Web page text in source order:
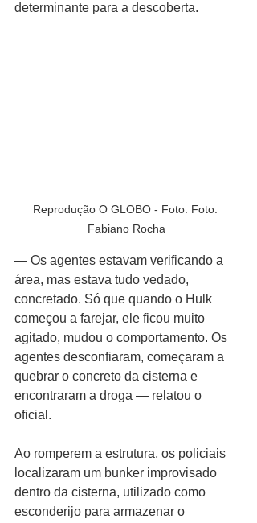
determinante para a descoberta.
Reprodução O GLOBO - Foto: Foto:
Fabiano Rocha
— Os agentes estavam verificando a
área, mas estava tudo vedado,
concretado. Só que quando o Hulk
começou a farejar, ele ficou muito
agitado, mudou o comportamento. Os
agentes desconfiaram, começaram a
quebrar o concreto da cisterna e
encontraram a droga — relatou o
oficial.
Ao romperem a estrutura, os policiais
localizaram um bunker improvisado
dentro da cisterna, utilizado como
esconderijo para armazenar o